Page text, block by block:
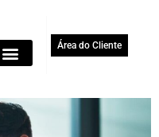
Área do Cliente